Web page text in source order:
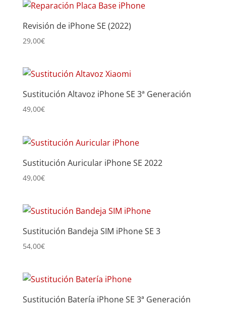
Revisión de iPhone SE (2022)
29,00€
Sustitución Altavoz iPhone SE 3ª Generación
49,00€
Sustitución Auricular iPhone SE 2022
49,00€
Sustitución Bandeja SIM iPhone SE 3
54,00€
Sustitución Batería iPhone SE 3ª Generación